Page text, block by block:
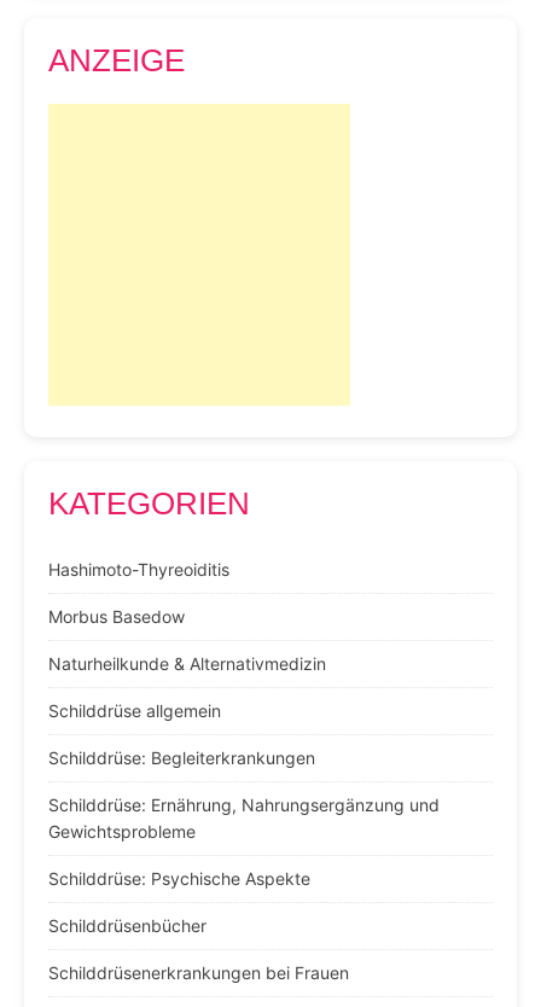
ANZEIGE
KATEGORIEN
Hashimoto-Thyreoiditis
Morbus Basedow
Naturheilkunde & Alternativmedizin
Schilddrüse allgemein
Schilddrüse: Begleiterkrankungen
Schilddrüse: Ernährung, Nahrungsergänzung und
Gewichtsprobleme
Schilddrüse: Psychische Aspekte
Schilddrüsenbücher
Schilddrüsenerkrankungen bei Frauen